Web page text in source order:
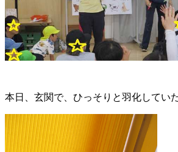
本日、玄関で、ひっそりと羽化してい